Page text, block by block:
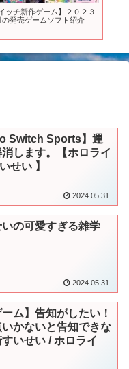
ッチ新作ゲーム】２０２３
の発売ゲームソフト紹介
Switch Sports】運
します。【ホロライ
せい 】
2024.05.31
の可愛すぎる雑学
2024.05.31
ーム】告知がしたい！
いかないと告知できな
いせい / ホロライ